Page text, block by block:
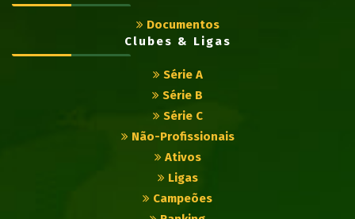
Documentos
Clubes & Ligas
Série A
Série B
Série C
Não-Profissionais
Ativos
Ligas
Campeões